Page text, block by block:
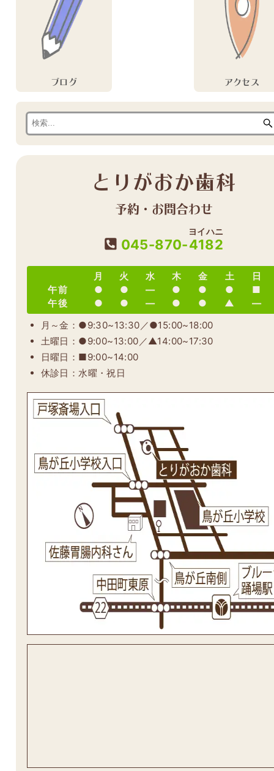
ブログ アクセス
とりがおか歯科
予約・お問合わせ
045-870-4182
ヨイハニ
月 火 水 木 金 土
日
午前
● ● ― ● ● ●
■
午後
● ● ― ● ● ▲
―
月～金：●9:30~13:30／●15:00~18:00
土曜日：●9:00~13:00／▲14:00~17:30
日曜日：■9:00~14:00
休診日：水曜・祝日